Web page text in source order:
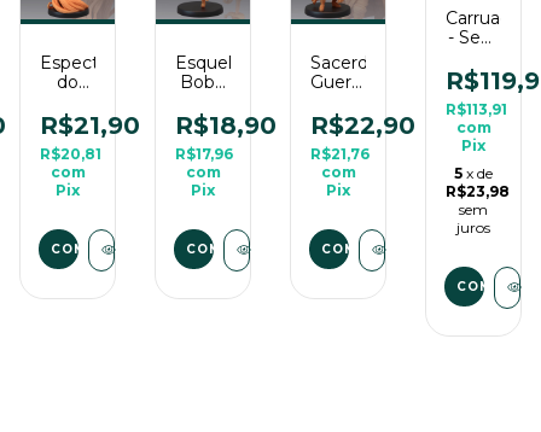
Espectro
do
- Sem
Pintura,
Miniatura
3D
Média
Rpg
de
Mesa
R$21,90
R$20,81
com
Pix
COMPRAR
Esqueleto
Bobo
Corte
- Sem
Pintura,
Miniatura
3D
Para
Rpg
de
Mesa
R$18,90
R$17,96
com
Pix
COMPRAR
Sacerdote
Guerreiro
Pintura,
Miniatura
3D
Média
Para
de
Mesa
R$22,90
R$21,76
com
Pix
COMPRAR
Carruagem
- Sem
Miniatura
3D
Grande
Para
Rpg
de
Mesa
R$113,91
com
Pix
5 x de
R$23,98
sem
juros